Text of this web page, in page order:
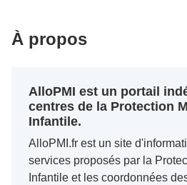
À propos
AlloPMI est un portail
centres de la Protection
Infantile.
AlloPMI.fr est un site
services proposés par la
Infantile et les coordonnées